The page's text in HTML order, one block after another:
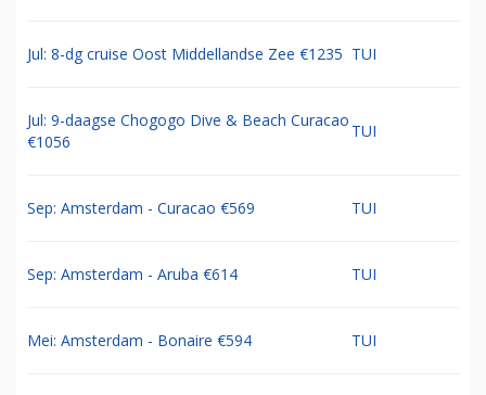
Jul: 8-dg cruise Oost Middellandse Zee €1235 TUI
Jul: 9-daagse Chogogo Dive & Beach Curacao
€1056
TUI
Sep: Amsterdam - Curacao €569 TUI
Sep: Amsterdam - Aruba €614 TUI
Mei: Amsterdam - Bonaire €594 TUI